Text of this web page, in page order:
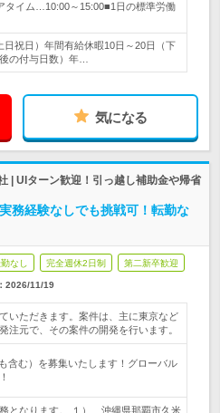
タイム…10:00～15:00■1日の標準労働
日祝日）年間有給休暇10日～20日（下
の付与日数）年…
気になる
| UIターン歓迎！引っ越し補助金や帰省
務経験なしでも挑戦可！転勤な
なし 完全週休2日制 第二新卒歓迎
2026/11/19
いただきます。案件は、主に東京など
注元で、その案件の開発を行います。
含む）を募集いたします！グローバル
となります。 １） 沖縄県那覇市久米